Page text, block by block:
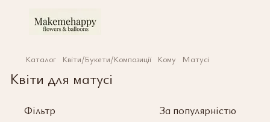
Каталог Квіти/Букети/Композиції Кому Матусі
Квіти для матусі
Фільтр За популярністю